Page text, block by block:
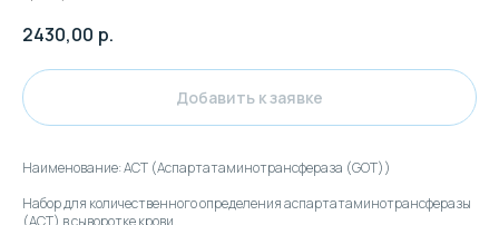
2430,00 р.
Добавить к заявке
Наименование: АСТ (Аспартатаминотрансфераза (GOT))
Набор для количественного определения аспартатаминотрансферазы
Клиентская поддержка:
info@intermedica.ru